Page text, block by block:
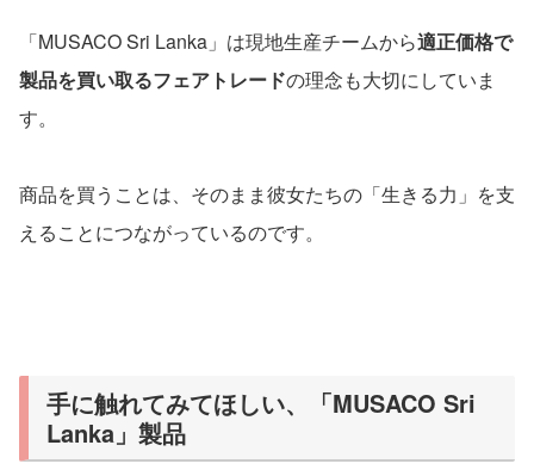
「MUSACO Sri Lanka」は現地生産チームから適正価格で
製品を買い取るフェアトレードの理念も大切にしていま
す。
商品を買うことは、そのまま彼女たちの「生きる力」を支
えることにつながっているのです。
手に触れてみてほしい、「MUSACO Sri
Lanka」製品